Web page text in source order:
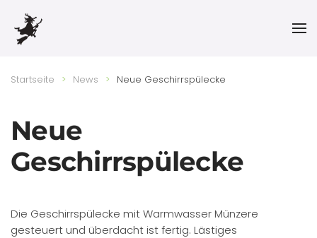
Skip to main content
Startseite News Neue Geschirrspülecke
Neue
Geschirrspülecke
Die Geschirrspülecke mit Warmwasser Münzere
gesteuert und überdacht ist fertig. Lästiges